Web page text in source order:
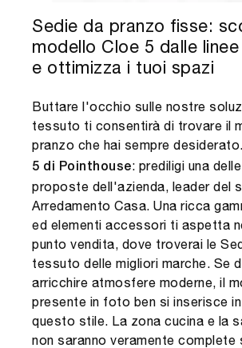
Sedie da pranzo fisse:
modello Cloe 5 dalle
e ottimizza i tuoi spazi
Buttare l'occhio sulle nostre
tessuto ti consentirà di trovare il
pranzo che hai sempre desiderato.
5 di Pointhouse: prediligi una
proposte dell'azienda, leader del
Arredamento Casa. Una ricca
ed elementi accessori ti aspetta
punto vendita, dove troverai le
tessuto delle migliori marche. Se
arricchire atmosfere moderne, il
presente in foto ben si inserisce
questo stile. La zona cucina e la
non saranno veramente complete